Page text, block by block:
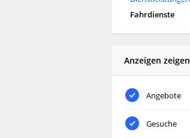
Fahrdienste
Anzeigen zeigen
Angebote
Gesuche